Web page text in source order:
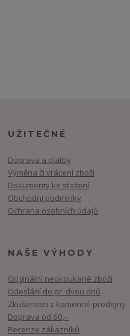
UŽITEČNÉ
Doprava a platby
Výměna či vrácení zboží
Dokumenty ke stažení
Obchodní podmínky
Ochrana osobních údajů
NAŠE VÝHODY
Originální neokoukané zboží
Odeslání do pr. dvou dnů
Zkušenosti z kamenné prodejny
Doprava od 60,-
Recenze zákazníků